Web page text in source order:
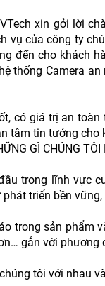
xin gởi lời
vụ của công ty
đến cho khách
thống Camera
có giá trị an
tâm tin tưởng cho
GÌ CHÚNG TÔI
trong lĩnh vực
triển bền
trong sản phẩm
gắn với phương
tôi với nhau